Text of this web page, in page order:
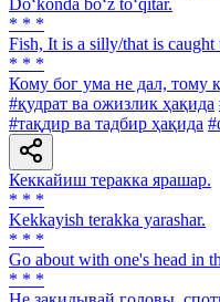
Do‘konda bo‘z to‘qitar.
* * *
Fish, It is a silly/that is
* * *
Кому бог ума не дал, тому
#қудрат ва ожизлик ҳақида
#тақдир ва тадбир ҳақида
Кеккайиш теракка ярашар.
* * *
Kekkayish terakka yarashar.
* * *
Go about with one's head in
* * *